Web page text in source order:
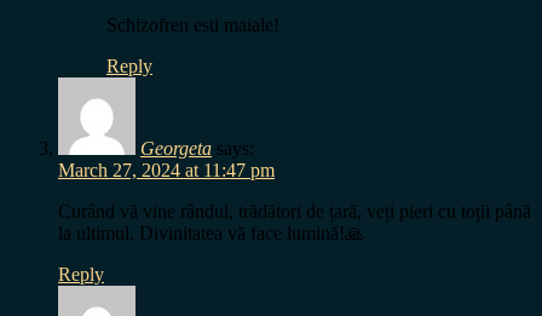
Schizofren esti maiale!
Reply
Georgeta says:
March 27, 2024 at 11:47 pm
Curând vă vine rândul, trădători de țară, veți pieri cu toții până
la ultimul. Divinitatea vă face lumină!🙏
Reply